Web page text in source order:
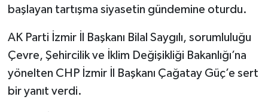
başlayan tartışma siyasetin gündemine oturdu.
AK Parti İzmir İl Başkanı Bilal Saygılı, sorumluluğu
Çevre, Şehircilik ve İklim Değişikliği Bakanlığı’na
yönelten CHP İzmir İl Başkanı Çağatay Güç’e sert
bir yanıt verdi.